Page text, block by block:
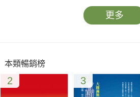
更多
本類暢銷榜
2 3